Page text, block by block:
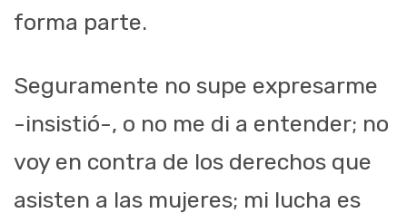
forma parte.
Seguramente no supe expresarme
-insistió-, o no me di a entender; no
voy en contra de los derechos que
asisten a las mujeres; mi lucha es